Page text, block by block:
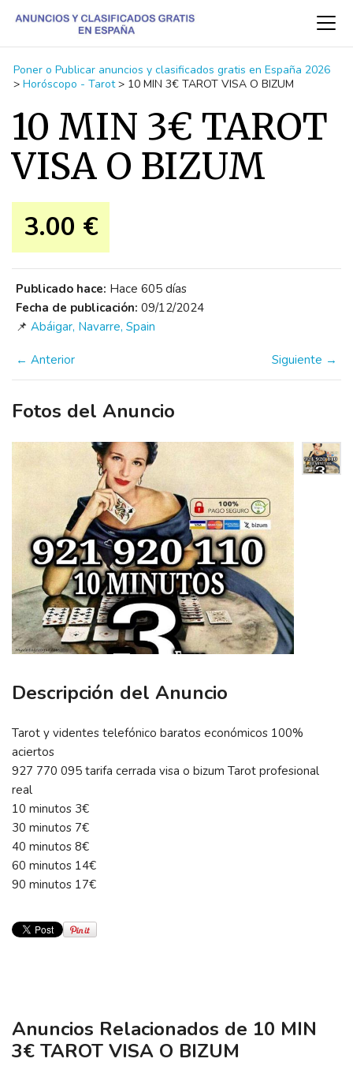
Poner o Publicar anuncios y clasificados gratis en España 2026
> Horóscopo - Tarot > 10 MIN 3€ TAROT VISA O BIZUM
10 MIN 3€ TAROT
VISA O BIZUM
3.00 €
Publicado hace: Hace 605 días
Fecha de publicación: 09/12/2024
📌 Abáigar, Navarre, Spain
← Anterior Siguiente →
Fotos del Anuncio
Descripción del Anuncio
Tarot y videntes telefónico baratos económicos 100%
aciertos
927 770 095 tarifa cerrada visa o bizum Tarot profesional
real
10 minutos 3€
30 minutos 7€
40 minutos 8€
60 minutos 14€
90 minutos 17€
Anuncios Relacionados de 10 MIN
3€ TAROT VISA O BIZUM